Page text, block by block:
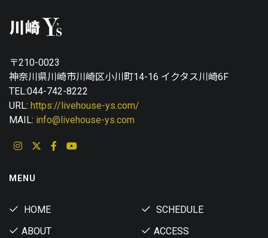
〒210-0023
神奈川県川崎市川崎区小川町14-16 イクタス川崎6F
TEL:044-742-8222
URL: https://livehouse-ys.com/
MAIL: info@livehouse-ys.com
MENU
HOME
SCHEDULE
ABOUT
ACCESS